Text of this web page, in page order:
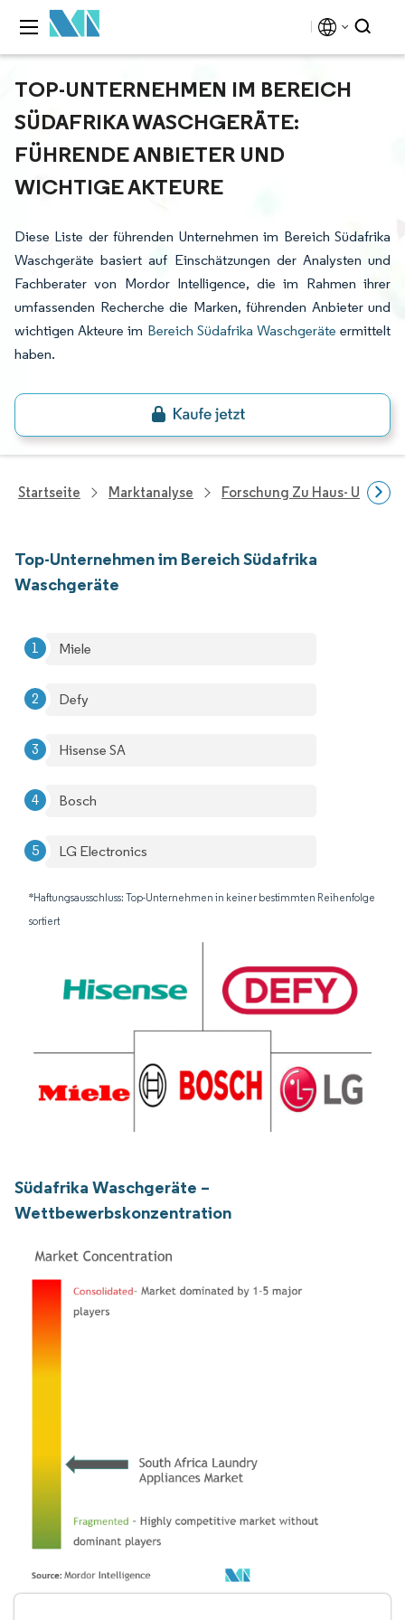
TOP-UNTERNEHMEN IM BEREICH
SÜDAFRIKA WASCHGERÄTE:
FÜHRENDE ANBIETER UND
WICHTIGE AKTEURE
Diese Liste der führenden Unternehmen im Bereich Südafrika
Waschgeräte basiert auf Einschätzungen der Analysten und
Fachberater von Mordor Intelligence, die im Rahmen ihrer
umfassenden Recherche die Marken, führenden Anbieter und
wichtigen Akteure im Bereich Südafrika Waschgeräte ermittelt
haben.
Startseite Marktanalyse Forschung Zu Haus- Und
Top-Unternehmen im Bereich Südafrika
Waschgeräte
Miele
Defy
Hisense SA
Bosch
LG Electronics
*Haftungsausschluss: Top-Unternehmen in keiner bestimmten Reihenfolge
sortiert
Südafrika Waschgeräte –
Wettbewerbskonzentration